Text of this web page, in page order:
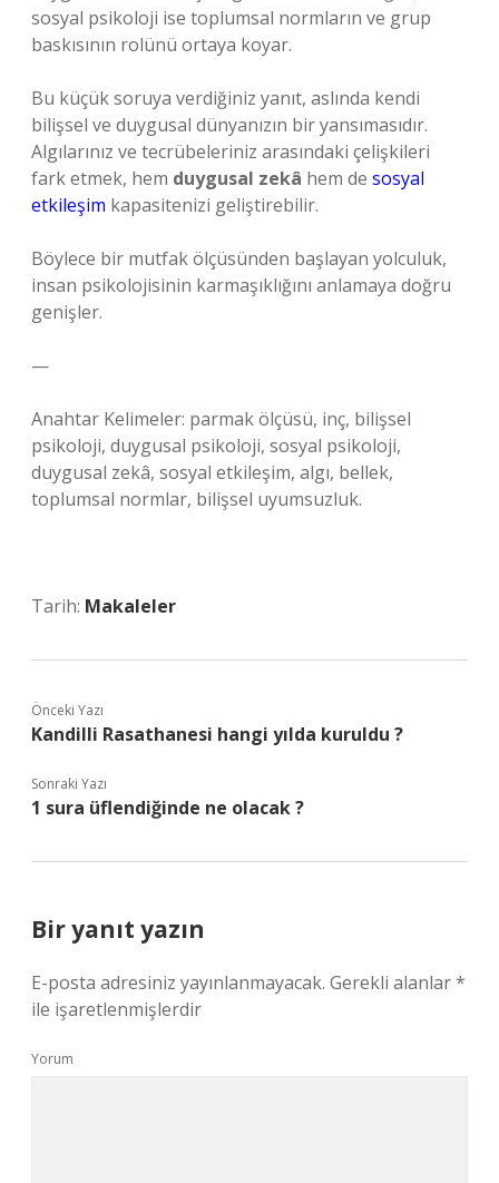
sosyal psikoloji ise toplumsal normların ve grup
baskısının rolünü ortaya koyar.
Bu küçük soruya verdiğiniz yanıt, aslında kendi
bilişsel ve duygusal dünyanızın bir yansımasıdır.
Algılarınız ve tecrübeleriniz arasındaki çelişkileri
fark etmek, hem duygusal zekâ hem de sosyal
etkileşim kapasitenizi geliştirebilir.
Böylece bir mutfak ölçüsünden başlayan yolculuk,
insan psikolojisinin karmaşıklığını anlamaya doğru
genişler.
—
Anahtar Kelimeler: parmak ölçüsü, inç, bilişsel
psikoloji, duygusal psikoloji, sosyal psikoloji,
duygusal zekâ, sosyal etkileşim, algı, bellek,
toplumsal normlar, bilişsel uyumsuzluk.
Tarih: Makaleler
Önceki Yazı
Kandilli Rasathanesi hangi yılda kuruldu ?
Sonraki Yazı
1 sura üflendiğinde ne olacak ?
Bir yanıt yazın
E-posta adresiniz yayınlanmayacak. Gerekli alanlar*
ile işaretlenmişlerdir
Yorum